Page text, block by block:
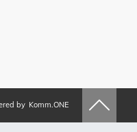
by Komm.ONE